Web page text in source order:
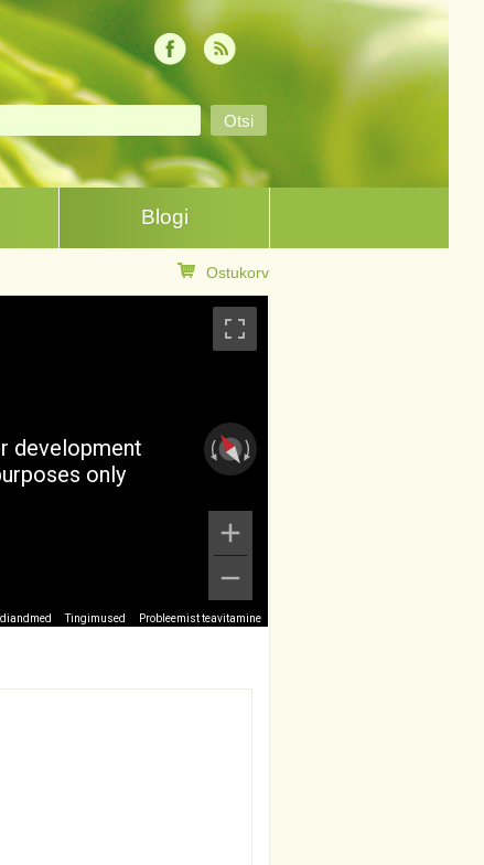
Blogi
Ostukorv
development
only
Tingimused Probleemist teavitamine